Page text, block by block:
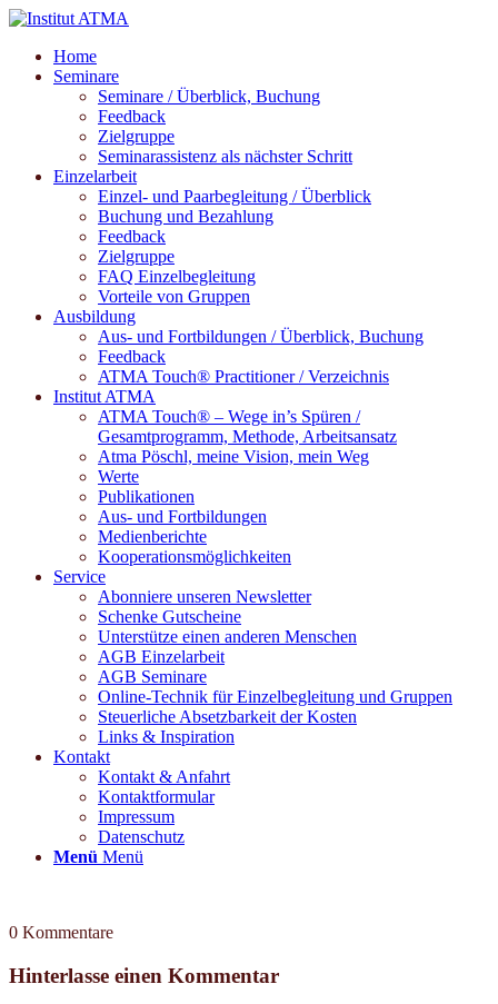
Home
Seminare
Seminare / Überblick, Buchung
Feedback
Zielgruppe
Seminarassistenz als nächster Schritt
Einzelarbeit
Einzel- und Paarbegleitung / Überblick
Buchung und Bezahlung
Feedback
Zielgruppe
FAQ Einzelbegleitung
Vorteile von Gruppen
Ausbildung
Aus- und Fortbildungen / Überblick, Buchung
Feedback
ATMA Touch® Practitioner / Verzeichnis
Institut ATMA
ATMA Touch® – Wege in’s Spüren /
Gesamtprogramm, Methode, Arbeitsansatz
Atma Pöschl, meine Vision, mein Weg
Werte
Publikationen
Aus- und Fortbildungen
Medienberichte
Kooperationsmöglichkeiten
Service
Abonniere unseren Newsletter
Schenke Gutscheine
Unterstütze einen anderen Menschen
AGB Einzelarbeit
AGB Seminare
Online-Technik für Einzelbegleitung und Gruppen
Steuerliche Absetzbarkeit der Kosten
Links & Inspiration
Kontakt
Kontakt & Anfahrt
Kontaktformular
Impressum
Datenschutz
Menü Menü
0 Kommentare
Hinterlasse einen Kommentar